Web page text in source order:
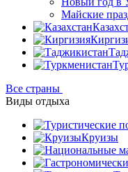
Майские
Все страны
Виды отдыха
Круизы